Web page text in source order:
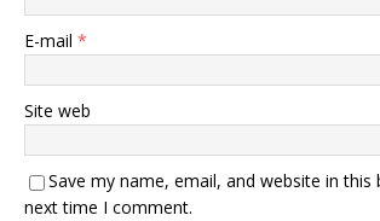
E-mail *
Site web
Save my name, email, and website in
next time I comment.